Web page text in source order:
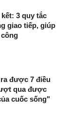
3 quy tắc
giao tiếp, giúp
được 7 điều
qua được
cuốc sống"